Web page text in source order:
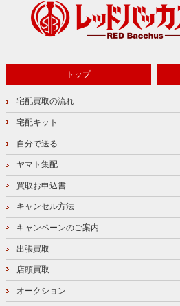
トップ
宅配買取の流れ
宅配キット
自分で送る
ヤマト集配
買取お申込書
キャンセル方法
キャンペーンのご案内
出張買取
店頭買取
オークション